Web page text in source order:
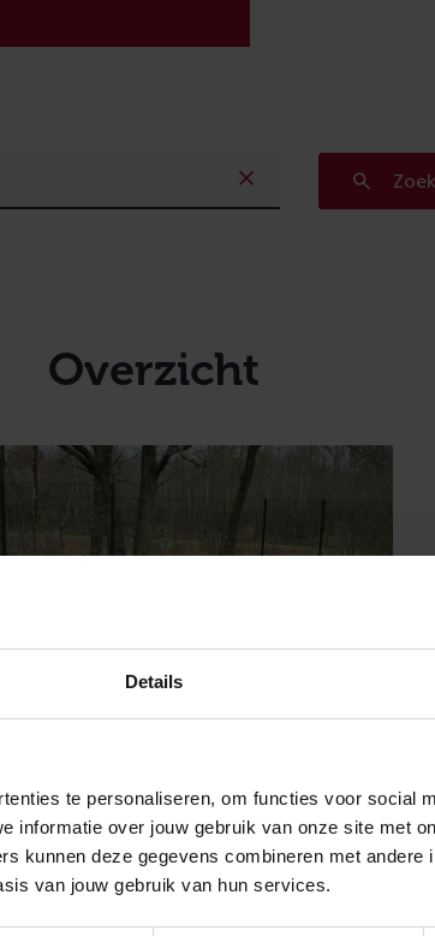
Details
te personaliseren, om functies voor social
informatie over jouw gebruik van onze site met
kunnen deze gegevens combineren met andere
van jouw gebruik van hun services.
Overzicht
Jonkheerpad in
opgeheven
2021